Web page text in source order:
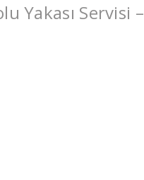
Yakası Servisi –